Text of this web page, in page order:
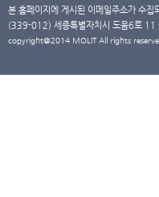
본 홈페이지에 게시된 이메일주소가 수
(339-012) 세종특별자치시 도움6로
copyright@2014 MOLIT All rights